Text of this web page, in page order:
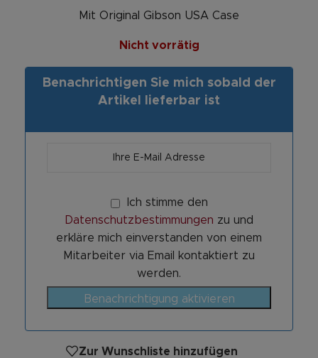
Mit Original Gibson USA Case
Nicht vorrätig
Benachrichtigen Sie mich sobald der
Artikel lieferbar ist
Ich stimme den
Datenschutzbestimmungen zu und
erkläre mich einverstanden von einem
Mitarbeiter via Email kontaktiert zu
werden.
Benachrichtigung aktivieren
Zur Wunschliste hinzufügen